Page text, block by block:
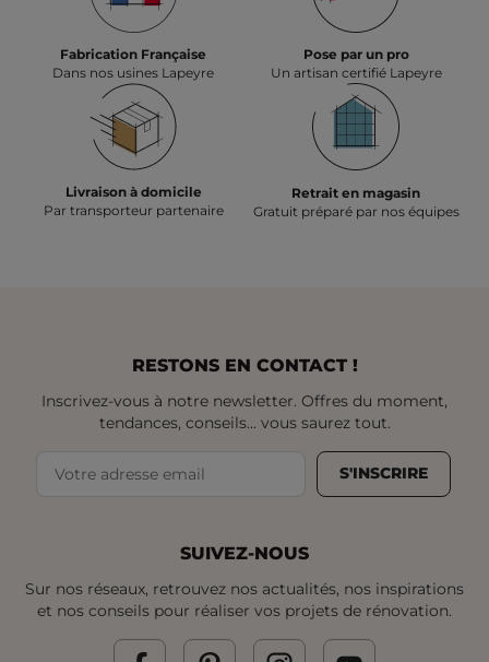
Fabrication Française
Dans nos usines Lapeyre
Pose par un pro
Un artisan certifié Lapeyre
Livraison à domicile
Par transporteur partenaire
Retrait en magasin
Gratuit préparé par nos équipes
RESTONS EN CONTACT !
Inscrivez-vous à notre newsletter. Offres du moment,
tendances, conseils... vous saurez tout.
S'INSCRIRE
SUIVEZ-NOUS
Sur nos réseaux, retrouvez nos actualités, nos inspirations
et nos conseils pour réaliser vos projets de rénovation.